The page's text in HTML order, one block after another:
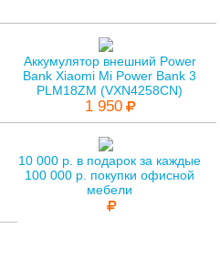
Аккумулятор внешний Power
Bank Xiaomi Mi Power Bank 3
PLM18ZM (VXN4258CN)
1 950
10 000 р. в подарок за каждые
100 000 р. покупки офисной
мебели